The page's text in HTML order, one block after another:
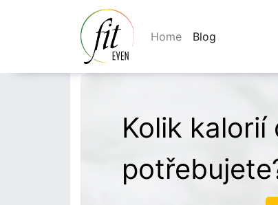
Home Blog
Kolik